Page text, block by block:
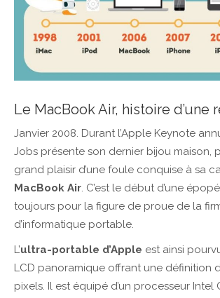
Le MacBook Air, histoire d’une
Janvier 2008. Durant l’Apple Keynote
Jobs présente son dernier bijou maison,
grand plaisir d’une foule conquise à sa
MacBook Air. C’est le début d’une
toujours pour la figure de proue de la
d’informatique portable.
L’ultra-portable d’Apple est ainsi
LCD panoramique offrant une définition
pixels. Il est équipé d’un processeur Intel